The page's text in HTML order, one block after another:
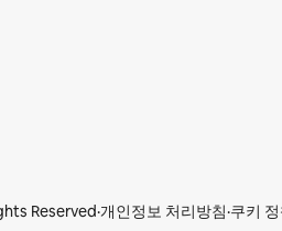
Reserved·개인정보 처리방침·쿠키